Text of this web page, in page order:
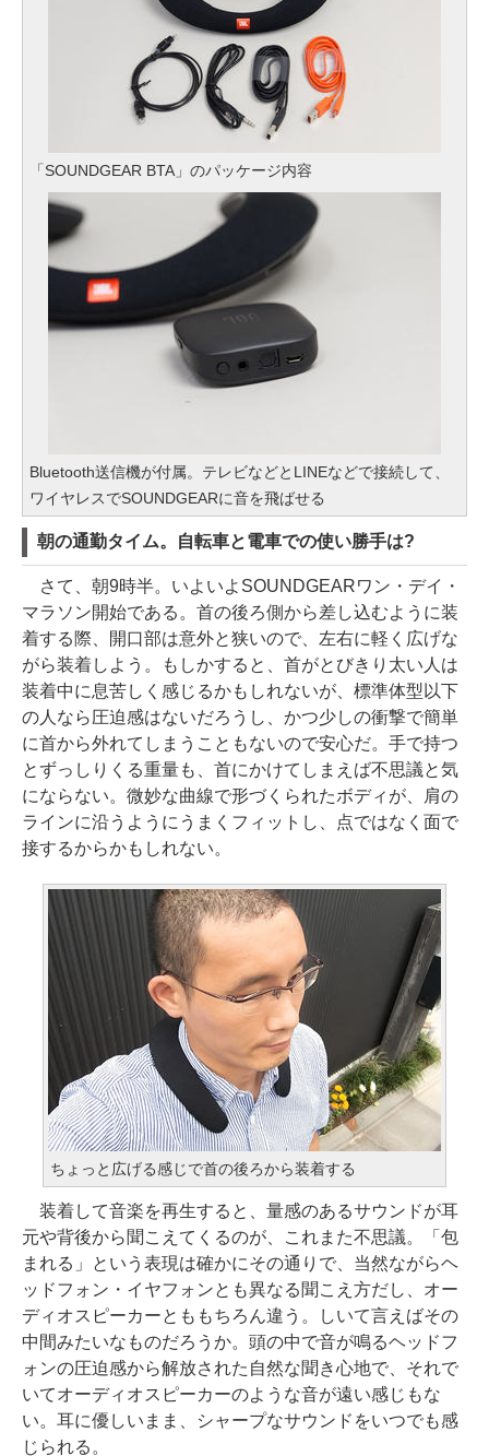
「SOUNDGEAR BTA」のパッケージ内容
Bluetooth送信機が付属。テレビなどとLINEなどで接続して、
ワイヤレスでSOUNDGEARに音を飛ばせる
朝の通勤タイム。自転車と電車での使い勝手は?
さて、朝9時半。いよいよSOUNDGEARワン・デイ・
マラソン開始である。首の後ろ側から差し込むように装
着する際、開口部は意外と狭いので、左右に軽く広げな
がら装着しよう。もしかすると、首がとびきり太い人は
装着中に息苦しく感じるかもしれないが、標準体型以下
の人なら圧迫感はないだろうし、かつ少しの衝撃で簡単
に首から外れてしまうこともないので安心だ。手で持つ
とずっしりくる重量も、首にかけてしまえば不思議と気
にならない。微妙な曲線で形づくられたボディが、肩の
ラインに沿うようにうまくフィットし、点ではなく面で
接するからかもしれない。
ちょっと広げる感じで首の後ろから装着する
装着して音楽を再生すると、量感のあるサウンドが耳
元や背後から聞こえてくるのが、これまた不思議。「包
まれる」という表現は確かにその通りで、当然ながらヘ
ッドフォン・イヤフォンとも異なる聞こえ方だし、オー
ディオスピーカーとももちろん違う。しいて言えばその
中間みたいなものだろうか。頭の中で音が鳴るヘッドフ
ォンの圧迫感から解放された自然な聞き心地で、それで
いてオーディオスピーカーのような音が遠い感じもな
い。耳に優しいまま、シャープなサウンドをいつでも感
じられる。